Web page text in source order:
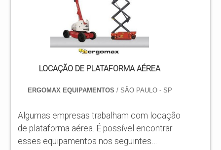
PLATAFORMA ARTICULADA JLG 450AJ
Há muitas maneiras eficientes de...
LOCAÇÃO DE PLATAFORMA AÉREA
ERGOMAX EQUIPAMENTOS / SÃO PAULO - SP
Algumas empresas trabalham com locação
de plataforma aérea. É possível encontrar
esses equipamentos nos seguintes